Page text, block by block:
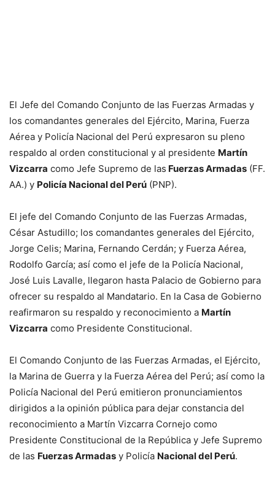
El Jefe del Comando Conjunto de las Fuerzas Armadas y
los comandantes generales del Ejército, Marina, Fuerza
Aérea y Policía Nacional del Perú expresaron su pleno
respaldo al orden constitucional y al presidente Martín
Vizcarra como Jefe Supremo de las Fuerzas Armadas (FF.
AA.) y Policía Nacional del Perú (PNP).
El jefe del Comando Conjunto de las Fuerzas Armadas,
César Astudillo; los comandantes generales del Ejército,
Jorge Celis; Marina, Fernando Cerdán; y Fuerza Aérea,
Rodolfo García; así como el jefe de la Policía Nacional,
José Luis Lavalle, llegaron hasta Palacio de Gobierno para
ofrecer su respaldo al Mandatario. En la Casa de Gobierno
reafirmaron su respaldo y reconocimiento a Martín
Vizcarra como Presidente Constitucional.
El Comando Conjunto de las Fuerzas Armadas, el Ejército,
la Marina de Guerra y la Fuerza Aérea del Perú; así como la
Policía Nacional del Perú emitieron pronunciamientos
dirigidos a la opinión pública para dejar constancia del
reconocimiento a Martín Vizcarra Cornejo como
Presidente Constitucional de la República y Jefe Supremo
de las Fuerzas Armadas y Policía Nacional del Perú.